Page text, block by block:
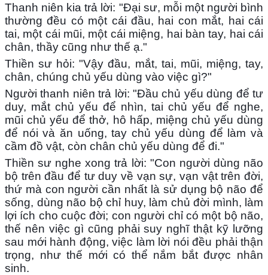
Thanh niên kia trả lời: "Đại sư, mỗi một người bình
thường đều có một cái đầu, hai con mắt, hai cái
tai, một cái mũi, một cái miệng, hai bàn tay, hai cái
chân, thầy cũng như thế ạ."
Thiền sư hỏi: "Vậy đầu, mắt, tai, mũi, miệng, tay,
chân, chúng chủ yếu dùng vào việc gì?"
Người thanh niên trả lời: "Đầu chủ yếu dùng để tư
duy, mắt chủ yếu để nhìn, tai chủ yếu để nghe,
mũi chủ yếu để thở, hô hấp, miệng chủ yếu dùng
để nói và ăn uống, tay chủ yếu dùng để làm và
cầm đồ vật, còn chân chủ yếu dùng để đi."
Thiền sư nghe xong trả lời: "Con người dùng não
bộ trên đầu để tư duy về vạn sự, vạn vật trên đời,
thứ mà con người cần nhất là sử dụng bộ não để
sống, dùng não bộ chỉ huy, làm chủ đời mình, làm
lợi ích cho cuộc đời; con người chỉ có một bộ não,
thế nên việc gì cũng phải suy nghĩ thật kỹ lưỡng
sau mới hành động, việc làm lời nói đều phải thận
trọng, như thế mới có thể nắm bắt được nhân
sinh.